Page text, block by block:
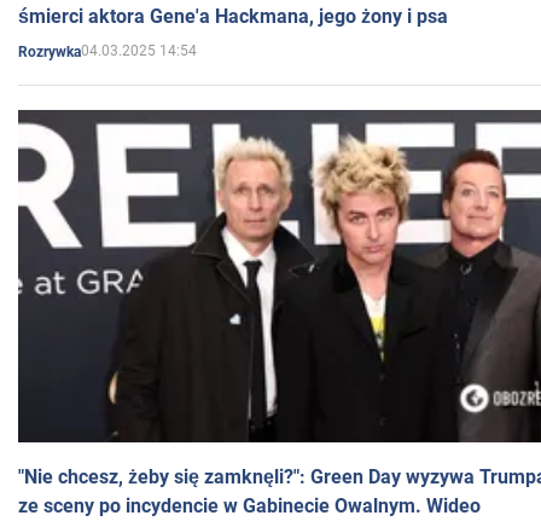
śmierci aktora Gene'a Hackmana, jego żony i psa
Rozrywka04.03.2025 14:54
"Nie chcesz, żeby się zamknęli?": Green Day wyzywa
ze sceny po incydencie w Gabinecie Owalnym. Wideo